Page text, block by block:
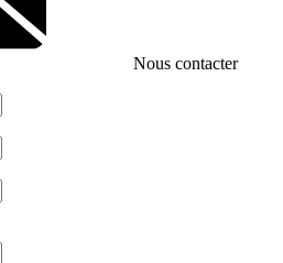
Nous contacter